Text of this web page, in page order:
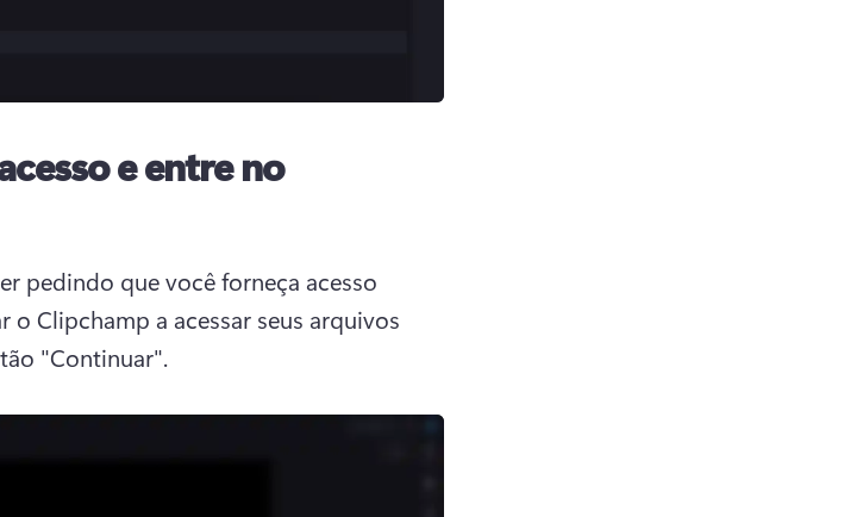
e entre no
pedindo que você forneça acesso
o Clipchamp a acessar seus arquivos
"Continuar".